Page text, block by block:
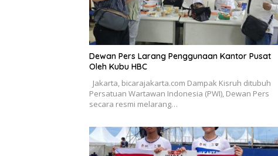
Dewan Pers Larang Penggunaan Kantor Pusat
Oleh Kubu HBC
Jakarta, bicarajakarta.com Dampak Kisruh ditubuh
Persatuan Wartawan Indonesia (PWI), Dewan Pers
secara resmi melarang…